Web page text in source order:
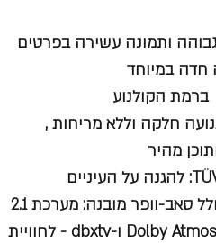
גבוהה ותמונה עשירה בפרטים
חדה במיוחד
ברמת הקולנוע
חלקה וללא מריחות ,
מהיר
: להגנה על העיניים
סאונד פרמיום מבית KEF כולל סאב-וופר מובנה: מערכת 2.1
ערוצים, סאב-וופר עוצמתי, Dolby Atmos ו-dbxtv - לחוויית